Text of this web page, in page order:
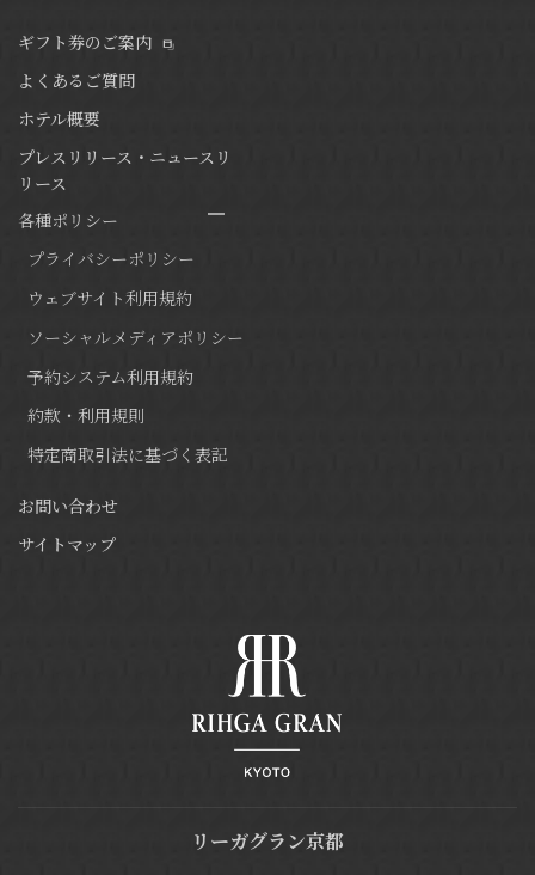
ギフト券のご案内
よくあるご質問
ホテル概要
プレスリリース・ニュースリ
リース
各種ポリシー
プライバシーポリシー
ウェブサイト利用規約
ソーシャルメディアポリシー
予約システム利用規約
約款・利用規則
特定商取引法に基づく表記
お問い合わせ
サイトマップ
リーガグラン京都